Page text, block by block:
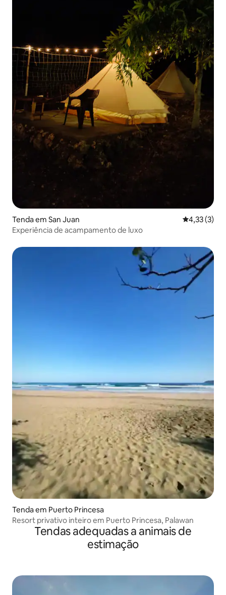
Tenda em San Juan
4,33 (3)
Experiência de acampamento de luxo
Tenda em Puerto Princesa
Resort privativo inteiro em Puerto Princesa, Palawan
Tendas adequadas a animais de
estimação